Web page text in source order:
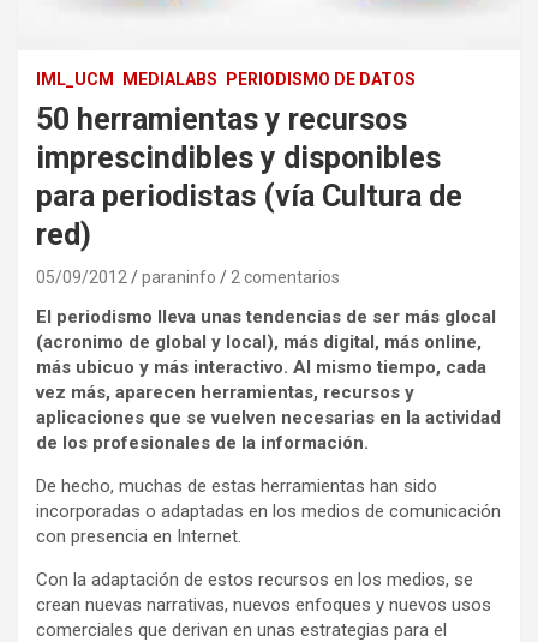
IML_UCM MEDIALABS PERIODISMO DE DATOS
50 herramientas y recursos
imprescindibles y disponibles
para periodistas (vía Cultura de
red)
05/09/2012 paraninfo 2 comentarios
El periodismo lleva unas tendencias de ser más glocal
(acronimo de global y local), más digital, más online,
más ubicuo y más interactivo. Al mismo tiempo, cada
vez más, aparecen herramientas, recursos y
aplicaciones que se vuelven necesarias en la actividad
de los profesionales de la información.
De hecho, muchas de estas herramientas han sido
incorporadas o adaptadas en los medios de comunicación
con presencia en Internet.
Con la adaptación de estos recursos en los medios, se
crean nuevas narrativas, nuevos enfoques y nuevos usos
comerciales que derivan en unas estrategias para el